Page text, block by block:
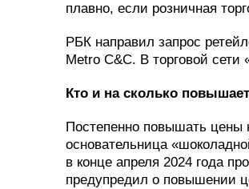
плавно, если розничная
РБК направил запрос
Metro C&C. В торговой сети
Кто и на сколько
Постепенно повышать цены
основательница
в конце апреля 2024 года
предупредил о повышении